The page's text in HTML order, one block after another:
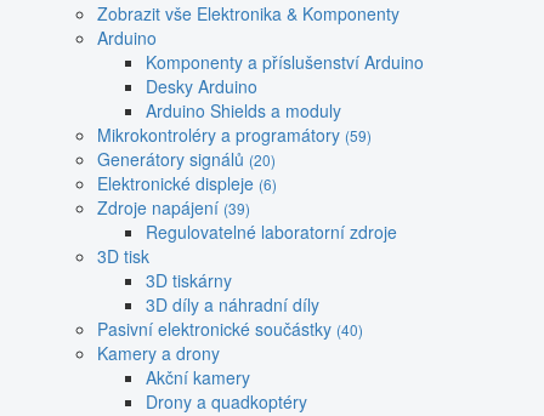
Zobrazit vše Elektronika & Komponenty
Arduino
Komponenty a příslušenství Arduino
Desky Arduino
Arduino Shields a moduly
Mikrokontroléry a programátory (59)
Generátory signálů (20)
Elektronické displeje (6)
Zdroje napájení (39)
Regulovatelné laboratorní zdroje
3D tisk
3D tiskárny
3D díly a náhradní díly
Pasivní elektronické součástky (40)
Kamery a drony
Akční kamery
Drony a quadkoptéry